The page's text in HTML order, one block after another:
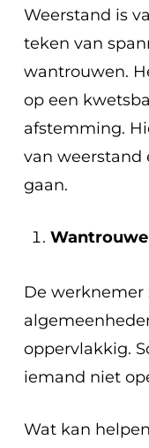
Weerstand is
teken van
wantrouwen.
op een
afstemming.
van weerstand
gaan.
De werknemer
oppervlakkig.
iemand niet
Wat kan